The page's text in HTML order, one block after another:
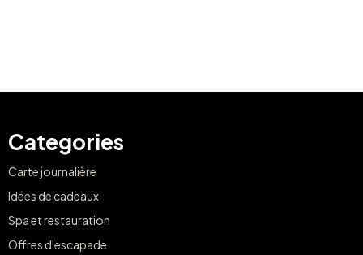
Categories
Carte journalière
Idées de cadeaux
Spa et restauration
Offres d'escapade